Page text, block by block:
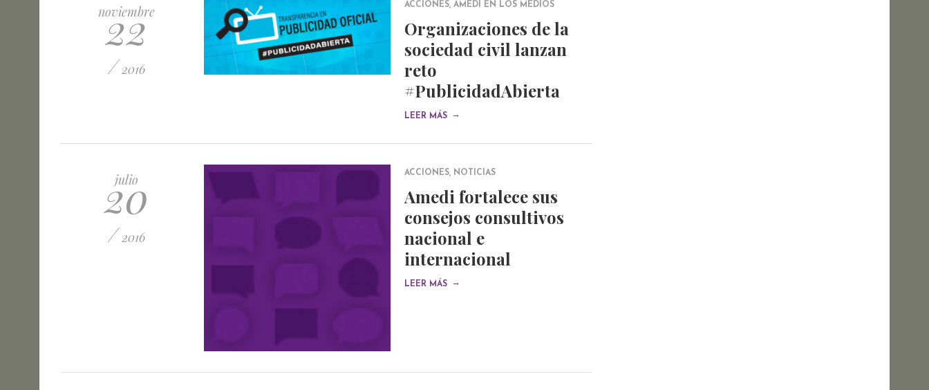
noviembre
22
/ 2016
ACCIONES, AMEDI EN LOS MEDIOS
Organizaciones de la
sociedad civil lanzan
reto
#PublicidadAbierta
LEER MÁS →
julio
20
/ 2016
ACCIONES, NOTICIAS
Amedi fortalece sus
consejos consultivos
nacional e
internacional
LEER MÁS →